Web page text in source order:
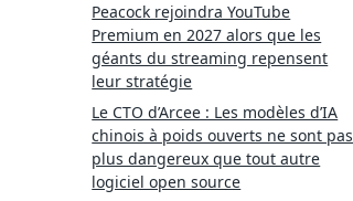
Peacock rejoindra YouTube
Premium en 2027 alors que les
géants du streaming repensent
leur stratégie
Le CTO d’Arcee : Les modèles d’IA
chinois à poids ouverts ne sont pas
plus dangereux que tout autre
logiciel open source